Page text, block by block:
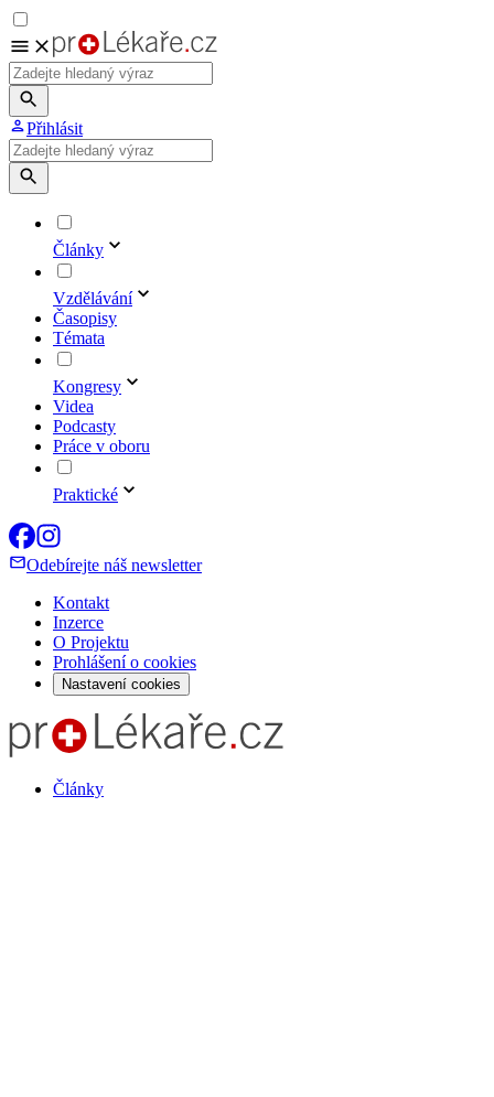
Přihlásit
Články
Vzdělávání
Časopisy
Témata
Kongresy
Videa
Podcasty
Práce v oboru
Praktické
Odebírejte náš newsletter
Kontakt
Inzerce
O Projektu
Prohlášení o cookies
Nastavení cookies
Články